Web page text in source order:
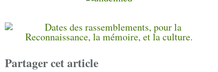
Partager cet article